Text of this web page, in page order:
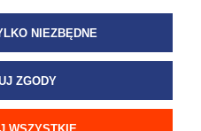
NIEZBĘDNE
ZGODY
WSZYSTKIE